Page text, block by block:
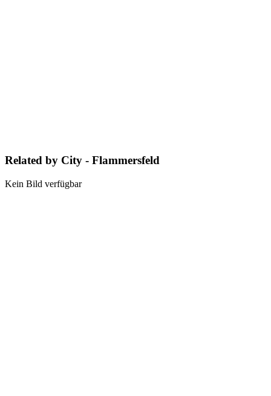
Related by City - Flammersfeld
Kein Bild verfügbar